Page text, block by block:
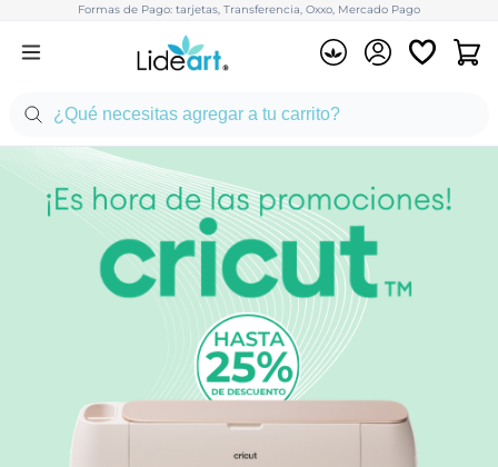
Formas de Pago: tarjetas, Transferencia, Oxxo, Mercado Pago